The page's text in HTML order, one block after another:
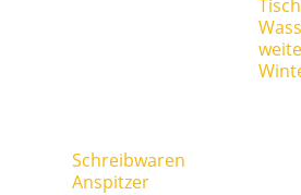
Schreibwaren
Anspitzer